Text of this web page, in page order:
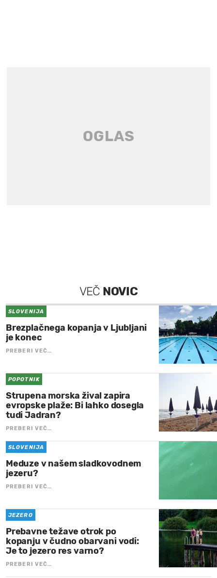
VEČ NOVIC
SLOVENIJA
Brezplačnega kopanja v Ljubljani
je konec
PREBERI VEČ…
POPOTNIK
Strupena morska žival zapira
evropske plaže: Bi lahko dosegla
tudi Jadran?
PREBERI VEČ…
SLOVENIJA
Meduze v našem sladkovodnem
jezeru?
PREBERI VEČ…
JEZERO
Prebavne težave otrok po
kopanju v čudno obarvani vodi:
Je to jezero res varno?
PREBERI VEČ…